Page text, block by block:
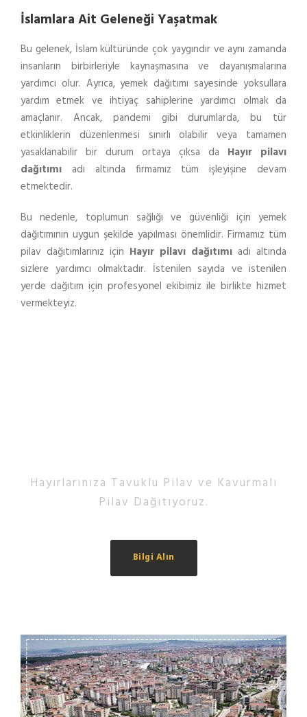
İslamlara Ait Geleneği Yaşatmak
Bu gelenek, İslam kültüründe çok yaygındır ve aynı zamanda
insanların birbirleriyle kaynaşmasına ve dayanışmalarına
yardımcı olur. Ayrıca, yemek dağıtımı sayesinde yoksullara
yardım etmek ve ihtiyaç sahiplerine yardımcı olmak da
amaçlanır. Ancak, pandemi gibi durumlarda, bu tür
etkinliklerin düzenlenmesi sınırlı olabilir veya tamamen
yasaklanabilir bir durum ortaya çıksa da Hayır pilavı
dağıtımı adı altında firmamız tüm işleyişine devam
etmektedir.
Bu nedenle, toplumun sağlığı ve güvenliği için yemek
dağıtımının uygun şekilde yapılması önemlidir. Firmamız tüm
pilav dağıtımlarınız için Hayır pilavı dağıtımı adı altında
sizlere yardımcı olmaktadır. İstenilen sayıda ve istenilen
yerde dağıtım için profesyonel ekibimiz ile birlikte hizmet
vermekteyiz.
Hayırlarınıza Tavuklu Pilav ve Kavurmalı
Pilav Dağıtıyoruz.
Bilgi Alın